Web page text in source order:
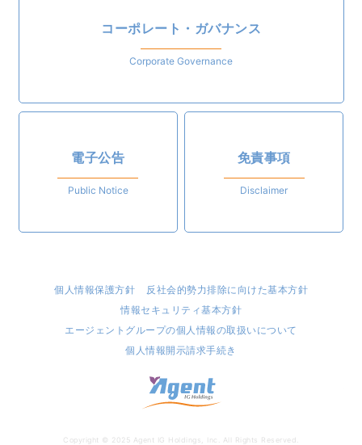
コーポレート・ガバナンス
Corporate Governance
電子公告
Public Notice
免責事項
Disclaimer
個人情報保護方針
反社会的勢力排除に向けた基本方針
情報セキュリティ基本方針
エージェントグループの個人情報の取扱いについて
個人情報開示請求手続き
Copyright © 2025 Agent IG Holdings, Inc. All Rights Reserved.